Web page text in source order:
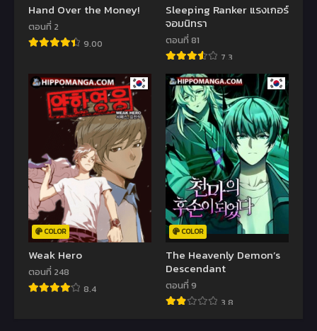
Hand Over the Money!
ตอนที่ 2
9.00
Sleeping Ranker แรงเกอร์
จอมนิทรา
ตอนที่ 81
7.3
COLOR
Weak Hero
ตอนที่ 248
8.4
COLOR
The Heavenly Demon’s
Descendant
ตอนที่ 9
3.8